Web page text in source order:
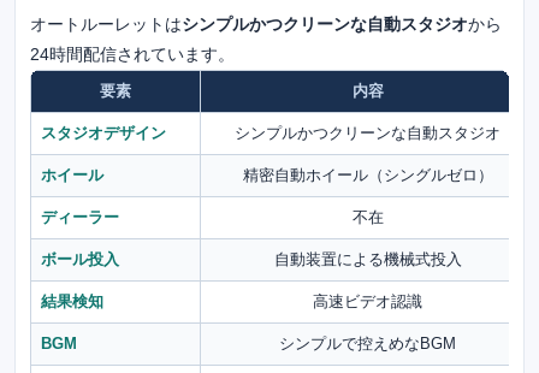
オートルーレットはシンプルかつクリーンな自動スタジオから
24時間配信されています。
要素 内容
スタジオデザイン シンプルかつクリーンな自動スタジオ
ホイール 精密自動ホイール（シングルゼロ）
ディーラー 不在
ボール投入 自動装置による機械式投入
結果検知 高速ビデオ認識
BGM シンプルで控えめなBGM